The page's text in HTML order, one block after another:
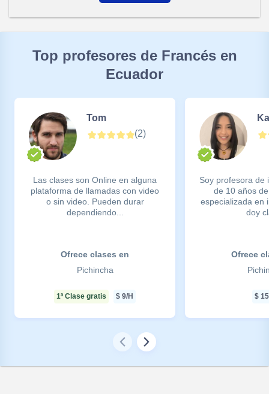
Top profesores de Francés en
Ecuador
Tom
(2)
Las clases son Online en alguna
plataforma de llamadas con video
o sin video. Pueden durar
dependiendo...
Ofrece clases en
Pichincha
1ª Clase gratis $ 9/H
Soy profesora de
de 10 años
especializada en
doy
Ofrece
$ 15